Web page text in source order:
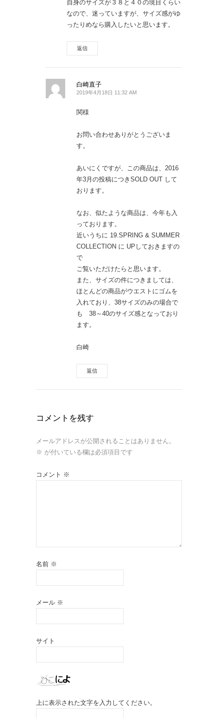
自身のサイズが３８と４０の境目くらい
なので、迷っていますが、サイズ感がゆ
ったりめなら購入したいと思います。
返信
白崎直子
2019年4月18日 11:32 AM
関様
お問い合わせありがとうございま
す。
あいにくですが、この商品は、2016
年3月の投稿につきSOLD OUT して
おります。
なお、似たような商品は、今年も入
っております。
近いうちに 19.SPRING & SUMMER
COLLECTION に UPしておきますの
で
ご覧いただけたらと思います。
また、サイズの件につきましては、
ほとんどの商品がウエストにゴムを
入れており、38サイズのみの場合で
も 38～40のサイズ感となっており
ます。
白崎
返信
コメントを残す
メールアドレスが公開されることはありません。
※ が付いている欄は必須項目です
コメント ※
名前 ※
メール ※
サイト
上に表示された文字を入力してください。